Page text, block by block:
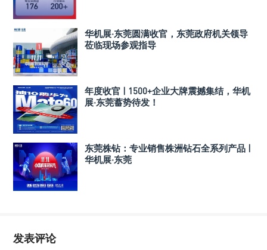
华机展·东莞圆满收官，东莞政府机关领导
莅临现场参观指导
年度收官 | 1500+企业大牌震撼集结，华机
展·东莞蓄势待发！
东莞株钻：专业销售株洲钻石全系列产品 |
华机展·东莞
发表评论